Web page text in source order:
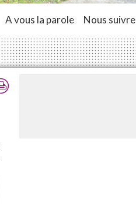
A vous la parole Nous suivre